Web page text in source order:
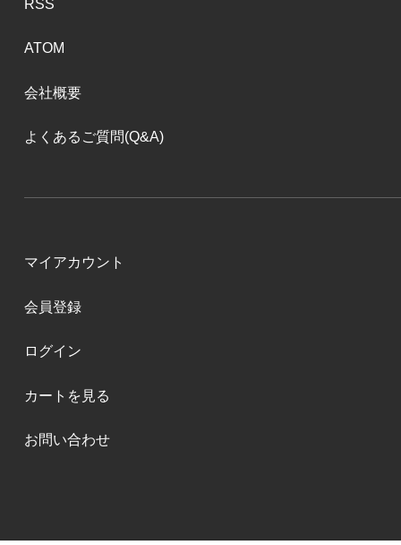
RSS
ATOM
会社概要
よくあるご質問(Q&A)
マイアカウント
会員登録
ログイン
カートを見る
お問い合わせ